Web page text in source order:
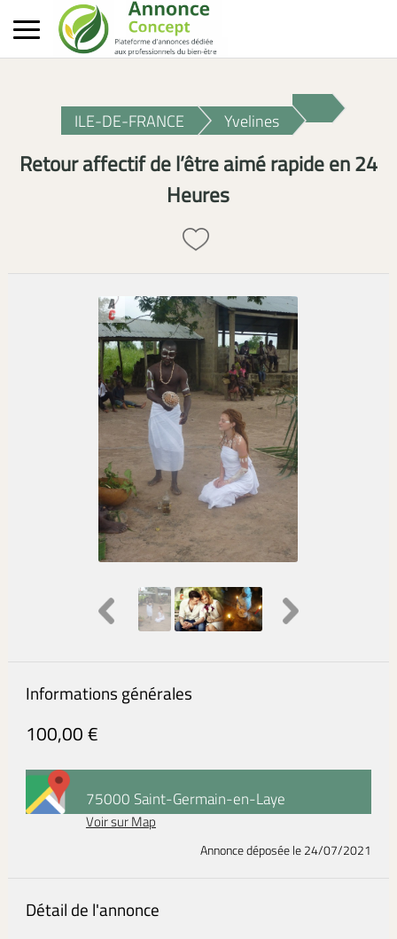
ILE-DE-FRANCE Yvelines
Retour affectif de l’être aimé rapide en 24
Heures
Informations générales
100,00 €
75000 Saint-Germain-en-Laye
Voir sur Map
Annonce déposéele 24/07/2021
Détail de l'annonce